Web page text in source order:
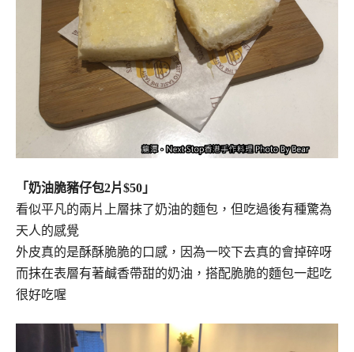
「奶油脆豬仔包2片$50」
看似平凡的兩片上層抹了奶油的麵包，但吃過後有種驚為
天人的感覺
外皮真的是酥酥脆脆的口感，因為一咬下去真的會掉碎呀
而抹在表層有著鹹香帶甜的奶油，搭配脆脆的麵包一起吃
很好吃喔